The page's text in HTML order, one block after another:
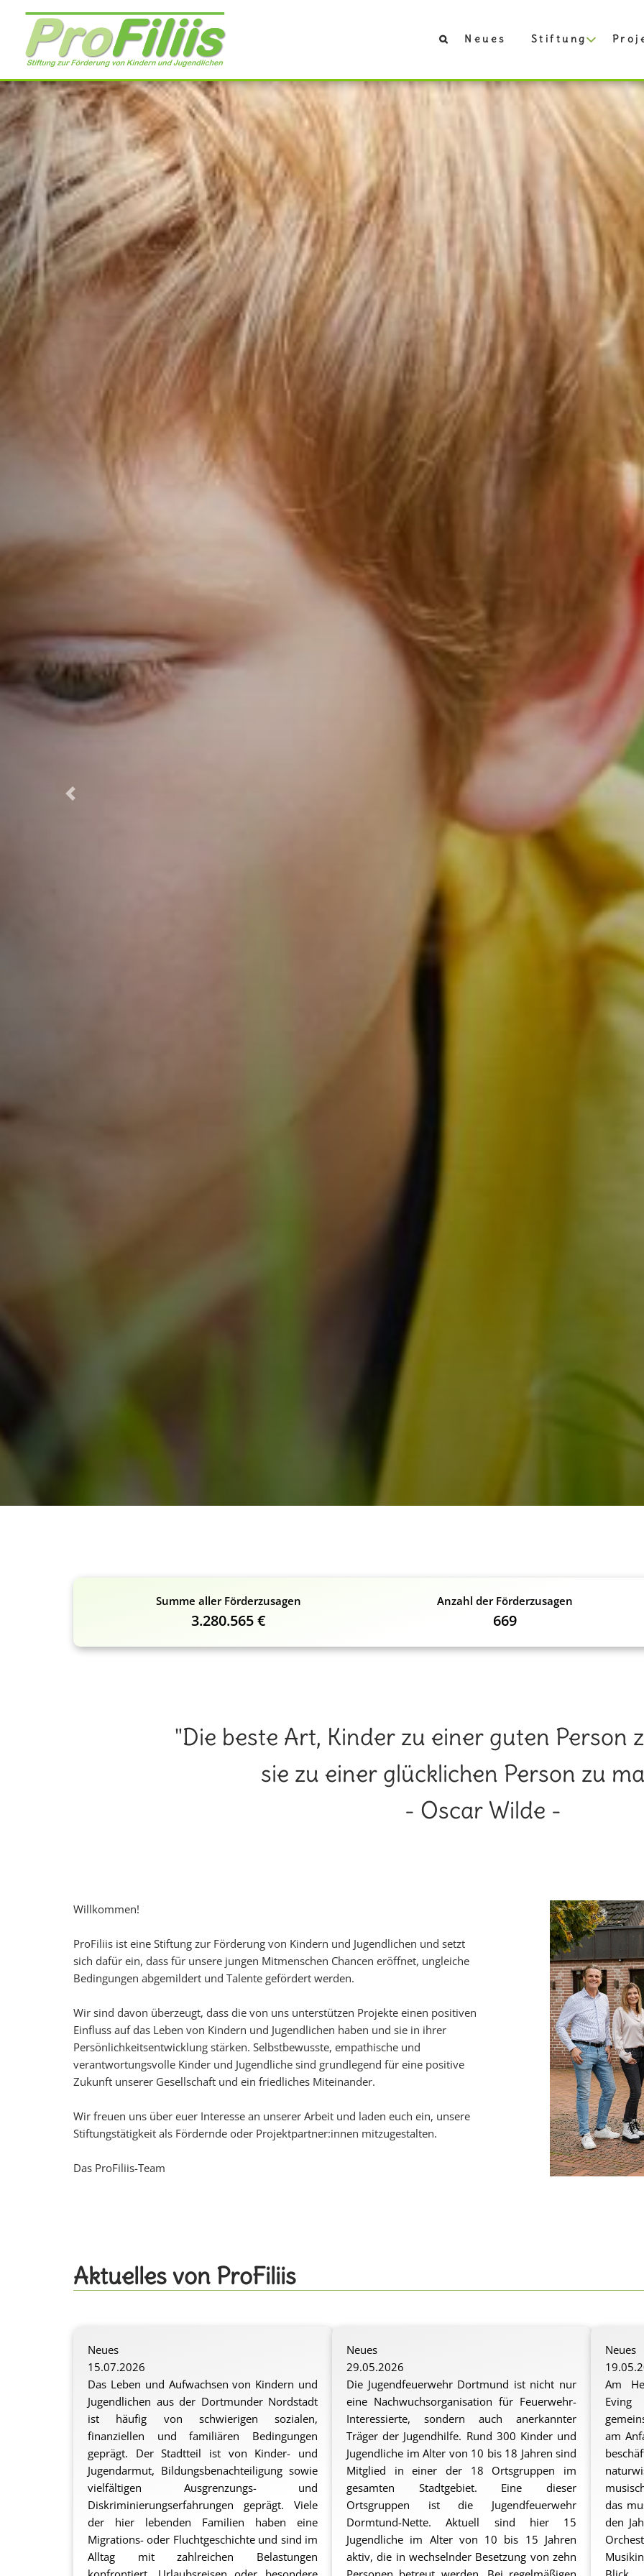
Direkt
Inhalt
Neues Stiftung
Previous
Summe aller Förderzusagen
3.280.565 €
Anzahl der Förderzusagen
669
"Die beste Art, Kinder zu einer guten Person
sie zu einer glücklichen Person zu
- Oscar Wilde -
Willkommen!
ProFiliis ist eine Stiftung zur Förderung von Kindern und Jugendlichen und setzt
sich dafür ein, dass für unsere jungen Mitmenschen Chancen eröffnet, ungleiche
Bedingungen abgemildert und Talente gefördert werden.
Wir sind davon überzeugt, dass die von uns unterstützen Projekte einen positiven
Einfluss auf das Leben von Kindern und Jugendlichen haben und sie in ihrer
Persönlichkeitsentwicklung stärken. Selbstbewusste, empathische und
verantwortungsvolle Kinder und Jugendliche sind grundlegend für eine positive
Zukunft unserer Gesellschaft und ein friedliches Miteinander.
Wir freuen uns über euer Interesse an unserer Arbeit und laden euch ein, unsere
Stiftungstätigkeit als Fördernde oder Projektpartner:innen mitzugestalten.
Das ProFiliis-Team
Aktuelles von ProFiliis
Neues
15.07.2026
Das Leben und Aufwachsen von Kindern und
Jugendlichen aus der Dortmunder Nordstadt
ist häufig von schwierigen sozialen,
finanziellen und familiären Bedingungen
geprägt. Der Stadtteil ist von Kinder- und
Jugendarmut, Bildungsbenachteiligung sowie
vielfältigen Ausgrenzungs- und
Diskriminierungserfahrungen geprägt. Viele
der hier lebenden Familien haben eine
Migrations- oder Fluchtgeschichte und sind im
Alltag mit zahlreichen Belastungen
Neues
29.05.2026
Die Jugendfeuerwehr Dortmund ist nicht nur
eine Nachwuchsorganisation für Feuerwehr-
Interessierte, sondern auch anerkannter
Träger der Jugendhilfe. Rund 300 Kinder und
Jugendliche im Alter von 10 bis 18 Jahren sind
Mitglied in einer der 18 Ortsgruppen im
gesamten Stadtgebiet. Eine dieser
Ortsgruppen ist die Jugendfeuerwehr
Dormtund-Nette. Aktuell sind hier 15
Jugendliche im Alter von 10 bis 15 Jahren
aktiv, die in wechselnder Besetzung von zehn
Neues
Am
Eving
am
das
den